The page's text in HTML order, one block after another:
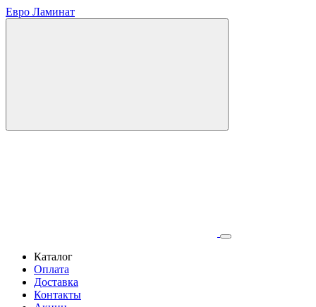
Евро Ламинат
Каталог
Оплата
Доставка
Контакты